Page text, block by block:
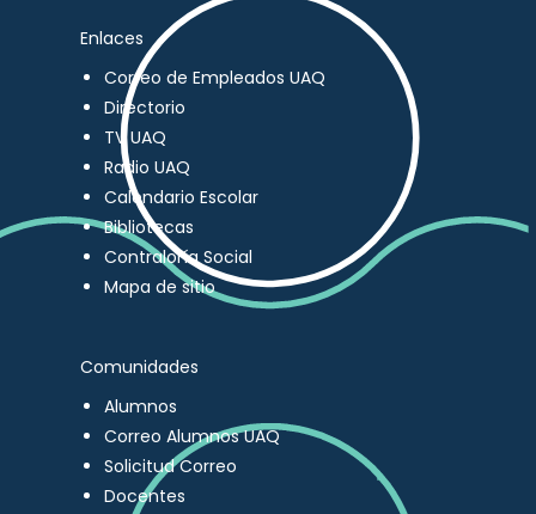
Enlaces
Correo de Empleados UAQ
Directorio
TV UAQ
Radio UAQ
Calendario Escolar
Bibliotecas
Contraloría Social
Mapa de sitio
Comunidades
Alumnos
Correo Alumnos UAQ
Solicitud Correo
Docentes